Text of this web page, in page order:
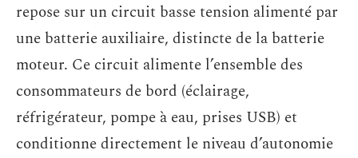
repose sur un circuit basse tension alimenté par
une batterie auxiliaire, distincte de la batterie
moteur. Ce circuit alimente l’ensemble des
consommateurs de bord (éclairage,
réfrigérateur, pompe à eau, prises USB) et
conditionne directement le niveau d’autonomie